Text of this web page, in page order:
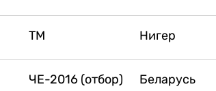
ТМ Нигер
ЧЕ-2016 (отбор) Беларусь